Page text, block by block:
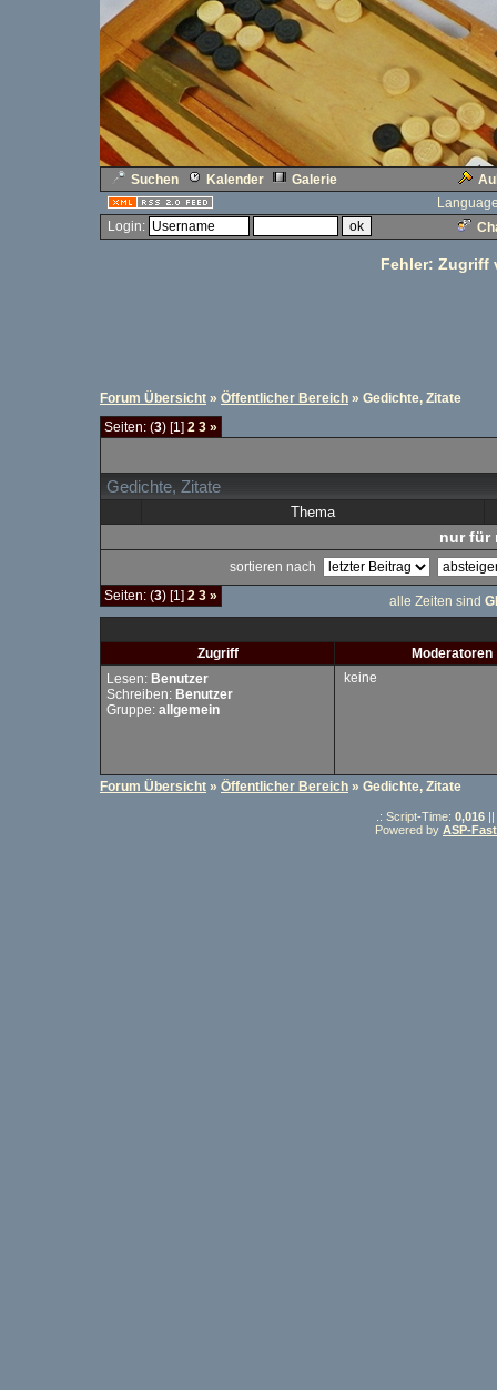
Suchen Kalender Galerie
Login:
Fehler: Zugriff
Forum Übersicht » Öffentlicher Bereich » Gedichte, Zitate
Seiten: (3) [1] 2 3 »
Gedichte, Zitate
Thema
nur für
sortieren nach
Seiten: (3) [1] 2 3 » alle Zeiten sind
Zugriff
Moderatoren
Lesen: Benutzer
Schreiben: Benutzer
Gruppe: allgemein
keine
Forum Übersicht » Öffentlicher Bereich » Gedichte, Zitate
.: Script-Time: 0,016
Powered by ASP-